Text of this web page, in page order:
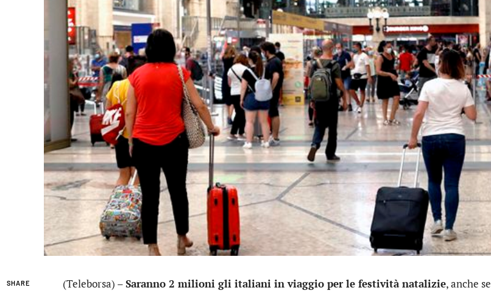
SHARE (Teleborsa) –Saranno 2 milioni gli italiani in viaggio per le festività natalizie, anche se